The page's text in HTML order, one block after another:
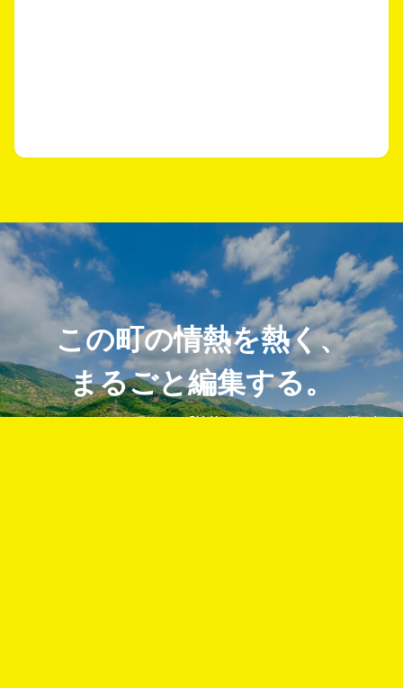
この町の情熱を熱く、
まるごと編集する。